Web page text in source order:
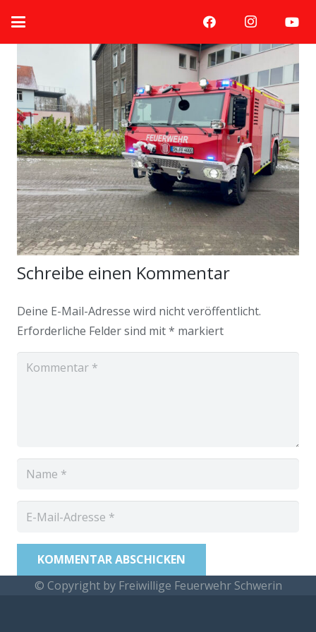
Schreibe einen Kommentar
Deine E-Mail-Adresse wird nicht veröffentlicht.
Erforderliche Felder sind mit* markiert
KOMMENTAR ABSCHICKEN
© Copyright by Freiwillige Feuerwehr Schwerin